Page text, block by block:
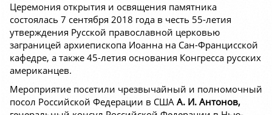
Церемония открытия и освящения памятника
состоялась 7 сентября 2018 года в честь 55-летия
утверждения Русской православной церковью
заграницей архиепископа Иоанна на Сан-Францисской
кафедре, а также 45-летия основания Конгресса русских
американцев.
Мероприятие посетили чрезвычайный и полномочный
посол Российской Федерации в США А. И. Антонов,